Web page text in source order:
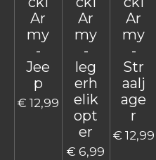
Ar
my
-
Jee
p
€ 12,99
Ar
my
-
leg
erh
elik
opt
er
€ 6,99
Ar
my
-
Str
aalj
age
r
€ 12,99